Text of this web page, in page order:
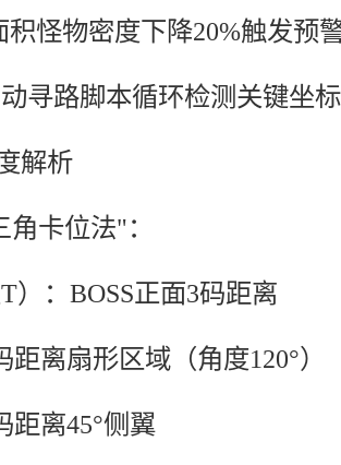
积怪物密度下降20%触发预
寻路脚本循环检测关键坐
解析
卡位法"：
）：BOSS正面3码距离
距离扇形区域（角度120°）
距离45°侧翼